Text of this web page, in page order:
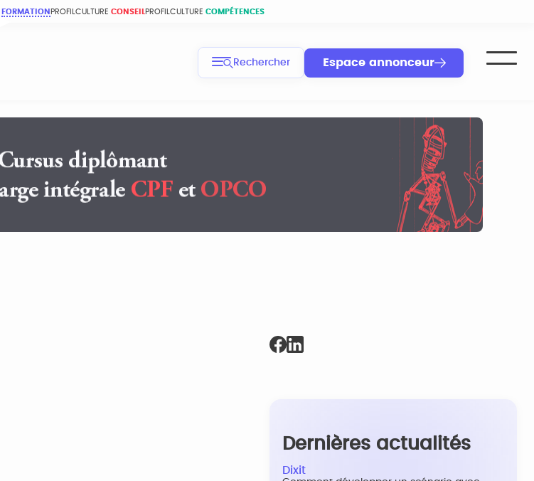
FORMATION PROFILCULTURE CONSEIL PROFILCULTURE COMPÉTENCES
Rechercher Espace annonceur
Dernières actualités
Dixit